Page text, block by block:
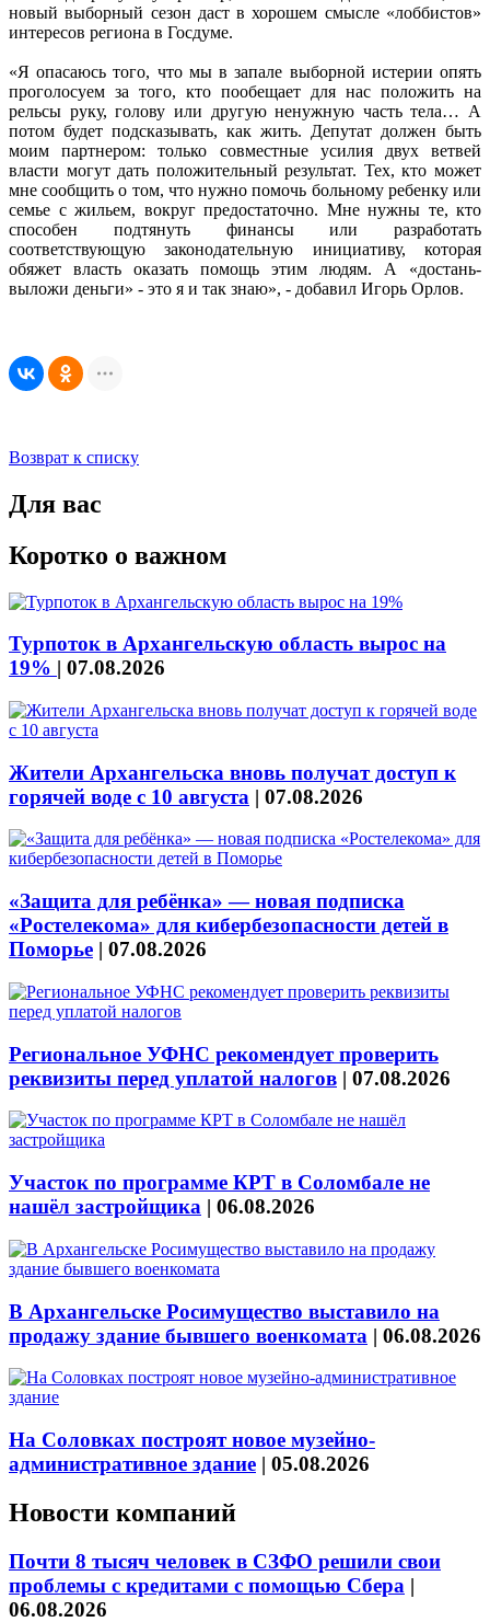
новый выборный сезон даст в хорошем смысле «лоббистов»
интересов региона в Госдуме.
«Я опасаюсь того, что мы в запале выборной истерии опять
проголосуем за того, кто пообещает для нас положить на
рельсы руку, голову или другую ненужную часть тела… А
потом будет подсказывать, как жить. Депутат должен быть
моим партнером: только совместные усилия двух ветвей
власти могут дать положительный результат. Тех, кто может
мне сообщить о том, что нужно помочь больному ребенку или
семье с жильем, вокруг предостаточно. Мне нужны те, кто
способен подтянуть финансы или разработать
соответствующую законодательную инициативу, которая
обяжет власть оказать помощь этим людям. А «достань-
выложи деньги» - это я и так знаю», - добавил Игорь Орлов.
Возврат к списку
Для вас
Коротко о важном
Турпоток в Архангельскую область вырос на
19% | 07.08.2026
Жители Архангельска вновь получат доступ к
горячей воде с 10 августа | 07.08.2026
«Защита для ребёнка» — новая подписка
«Ростелекома» для кибербезопасности детей в
Поморье | 07.08.2026
Региональное УФНС рекомендует проверить
реквизиты перед уплатой налогов | 07.08.2026
Участок по программе КРТ в Соломбале не
нашёл застройщика | 06.08.2026
В Архангельске Росимущество выставило на
продажу здание бывшего военкомата | 06.08.2026
На Соловках построят новое музейно-
административное здание | 05.08.2026
Новости компаний
Почти 8 тысяч человек в СЗФО решили свои
проблемы с кредитами с помощью Сбера |
06.08.2026